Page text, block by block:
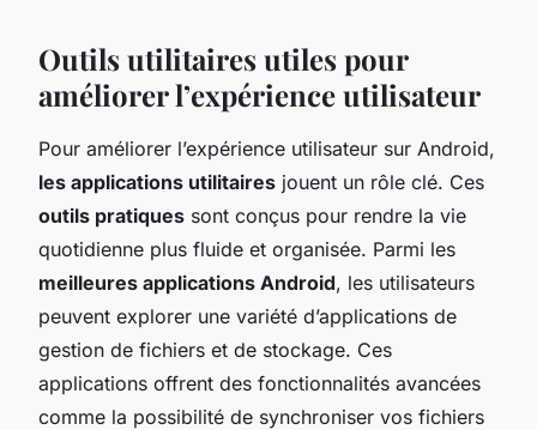
Outils utilitaires utiles pour
améliorer l’expérience utilisateur
Pour améliorer l’expérience utilisateur sur Android,
les applications utilitaires jouent un rôle clé. Ces
outils pratiques sont conçus pour rendre la vie
quotidienne plus fluide et organisée. Parmi les
meilleures applications Android, les utilisateurs
peuvent explorer une variété d’applications de
gestion de fichiers et de stockage. Ces
applications offrent des fonctionnalités avancées
comme la possibilité de synchroniser vos fichiers